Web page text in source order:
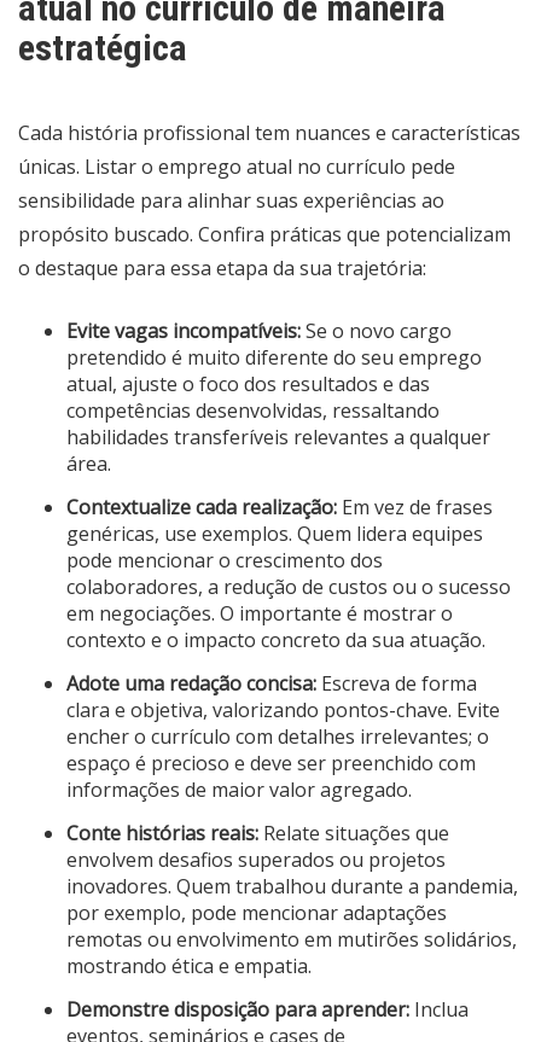
estratégica
Cada história profissional tem nuances e características
únicas. Listar o emprego atual no currículo pede
sensibilidade para alinhar suas experiências ao
propósito buscado. Confira práticas que potencializam
o destaque para essa etapa da sua trajetória:
Evite vagas incompatíveis:Se o novo cargo
pretendido é muito diferente do seu emprego
atual, ajuste o foco dos resultados e das
competências desenvolvidas, ressaltando
habilidades transferíveis relevantes a qualquer
área.
Contextualize cada realização: Em vez de frases
genéricas, use exemplos. Quem lidera equipes
pode mencionar o crescimento dos
colaboradores, a redução de custos ou o sucesso
em negociações. O importante é mostrar o
contexto e o impacto concreto da sua atuação.
Adote uma redação concisa: Escreva de forma
clara e objetiva, valorizando pontos-chave. Evite
encher o currículo com detalhes irrelevantes; o
espaço é precioso e deve ser preenchido com
informações de maior valor agregado.
Conte histórias reais: Relate situações que
envolvem desafios superados ou projetos
inovadores. Quem trabalhou durante a pandemia,
por exemplo, pode mencionar adaptações
remotas ou envolvimento em mutirões solidários,
mostrando ética e empatia.
Demonstre disposição para aprender: Inclua
eventos, seminários e cases de